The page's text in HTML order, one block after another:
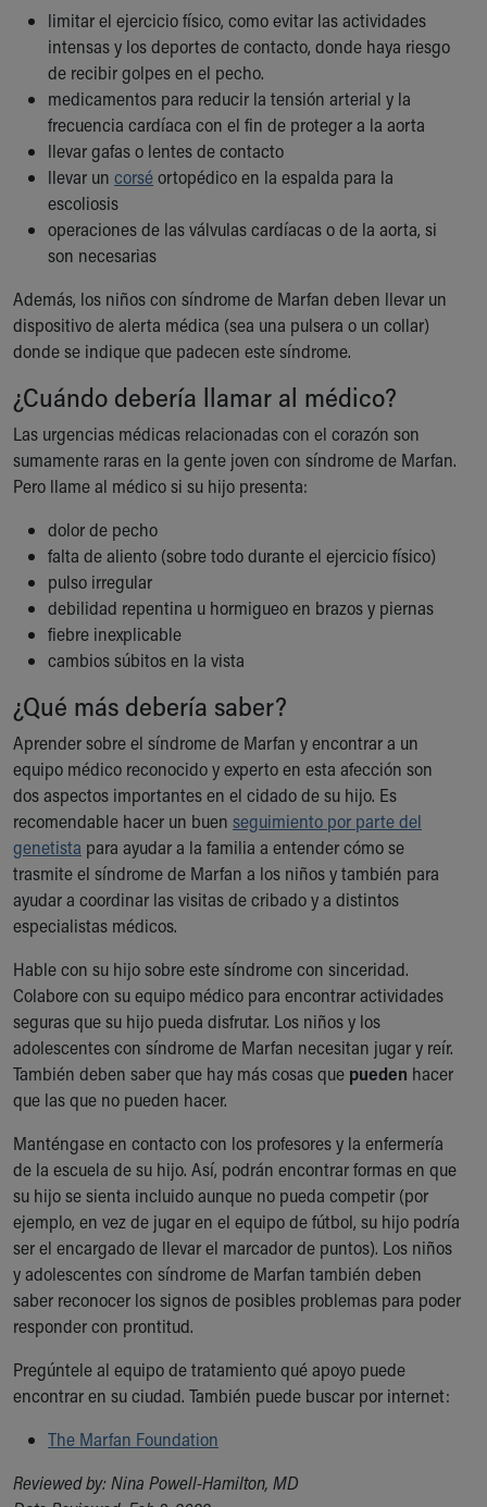
limitar el ejercicio físico, como evitar las actividades
intensas y los deportes de contacto, donde haya riesgo
de recibir golpes en el pecho.
medicamentos para reducir la tensión arterial y la
frecuencia cardíaca con el fin de proteger a la aorta
llevar gafas o lentes de contacto
llevar un corséortopédico en la espalda para la
escoliosis
operaciones de las válvulas cardíacas o de la aorta, si
son necesarias
Además, los niños con síndrome de Marfan deben llevar un
dispositivo de alerta médica (sea una pulsera o un collar)
donde se indique que padecen este síndrome.
¿Cuándo debería llamar al médico?
Las urgencias médicas relacionadas con el corazón son
sumamente raras en la gente joven con síndrome de Marfan.
Pero llame al médico si su hijo presenta:
dolor de pecho
falta de aliento (sobre todo durante el ejercicio físico)
pulso irregular
debilidad repentina u hormigueo en brazos y piernas
fiebre inexplicable
cambios súbitos en la vista
¿Qué más debería saber?
Aprender sobre el síndrome de Marfan y encontrar a un
equipo médico reconocido y experto en esta afección son
dos aspectos importantes en el cidado de su hijo. Es
recomendable hacer un buen seguimiento por parte del
genetista para ayudar a la familia a entender cómo se
trasmite el síndrome de Marfan a los niños y también para
ayudar a coordinar las visitas de cribado y a distintos
especialistas médicos.
Hable con su hijo sobre este síndrome con sinceridad.
Colabore con su equipo médico para encontrar actividades
seguras que su hijo pueda disfrutar. Los niños y los
adolescentes con síndrome de Marfan necesitan jugar y reír.
También deben saber que hay más cosas que pueden hacer
que las que no pueden hacer.
Manténgase en contacto con los profesores y la enfermería
de la escuela de su hijo. Así, podrán encontrar formas en que
su hijo se sienta incluido aunque no pueda competir (por
ejemplo, en vez de jugar en el equipo de fútbol, su hijo podría
ser el encargado de llevar el marcador de puntos). Los niños
y adolescentes con síndrome de Marfan también deben
saber reconocer los signos de posibles problemas para poder
responder con prontitud.
Pregúntele al equipo de tratamiento qué apoyo puede
encontrar en su ciudad. También puede buscar por internet:
The Marfan Foundation
Reviewed by: Nina Powell-Hamilton, MD